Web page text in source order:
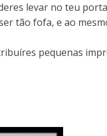
levar no teu
tão fofa, e ao
pequenas